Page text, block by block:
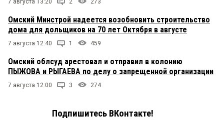
7 августа 13:20 2 273
Омский Минстрой надеется возобновить строительство
дома для дольщиков на 70 лет Октября в августе
7 августа 12:40 1 459
Омский облсуд арестовал и отправил в колонию
ПЫЖОВА и РЫГАЕВА по делу о запрещенной организации
7 августа 12:00 3 274
Подпишитесь ВКонтакте!